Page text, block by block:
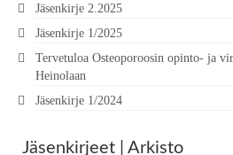
Jäsenkirje 2.2025
Jäsenkirje 1/2025
Tervetuloa Osteoporoosin opinto- ja
Heinolaan
Jäsenkirje 1/2024
Jäsenkirjeet | Arkisto